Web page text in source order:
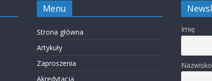
Menu
Strona główna
Artykuły
Zaproszenia
Akredytacja
Imię
Nazwisko